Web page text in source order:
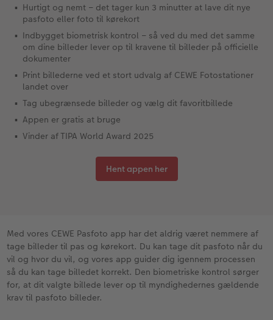
Fotoplakat med kort
Fotoplakat med plakatliste
Fotocollage
hexxas
Flerdelt vægbillede
Fotopanel
Tilbehør
Fyld-selv gaveæske
Mobilcovers
Kæledyr
CEWE Gavekort
Kort med fotoindstik
Bordkort
Menukort
Direkte forsendelse
Digitalt festkort
Inspiration til bryllup
Hurtigt og nemt – det tager kun 3 minutter at lave dit nye
pasfoto eller foto til kørekort
Indbygget biometrisk kontrol – så ved du med det samme
om dine billeder lever op til kravene til billeder på officielle
dokumenter
Print billederne ved et stort udvalg af CEWE Fotostationer
landet over
Tag ubegrænsede billeder og vælg dit favoritbillede
Appen er gratis at bruge
Vinder af TIPA World Award 2025
Hent appen her
Med vores CEWE Pasfoto app har det aldrig været nemmere af
tage billeder til pas og kørekort. Du kan tage dit pasfoto når du
vil og hvor du vil, og vores app guider dig igennem processen
så du kan tage billedet korrekt. Den biometriske kontrol sørger
for, at dit valgte billede lever op til myndighedernes gældende
krav til pasfoto billeder.